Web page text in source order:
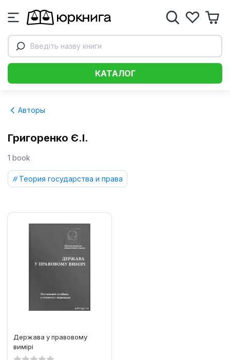
Введіть назву книги
КАТАЛОГ
Авторы
Григоренко Є.І.
1 book
Теория государства и права
Держава у правовому
вимірі